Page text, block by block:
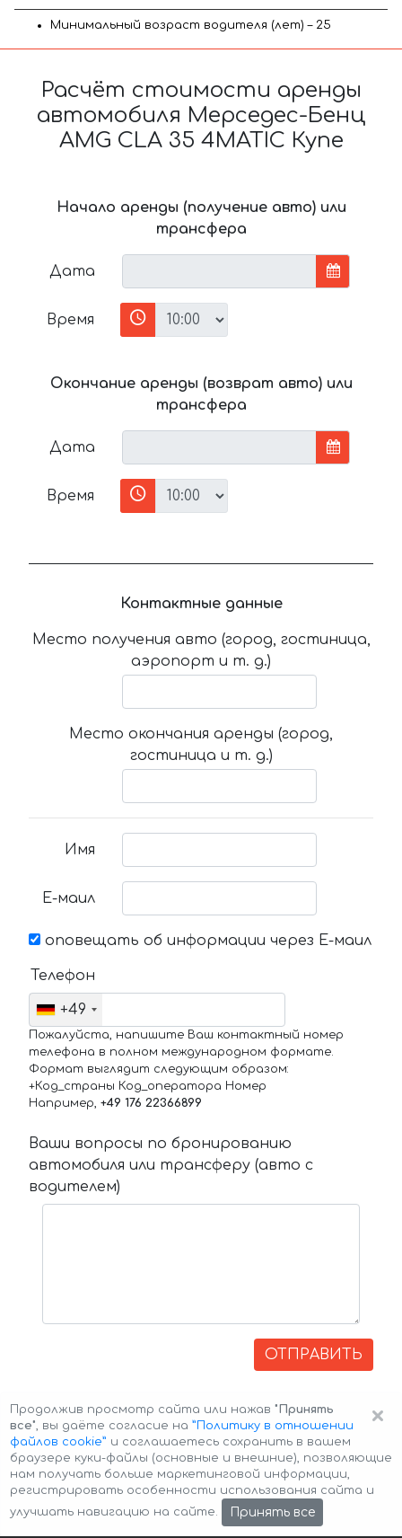
Минимальный возраст водителя (лет) – 25
Расчёт стоимости аренды
автомобиля Мерседес-Бенц
AMG CLA 35 4MATIC Купе
Начало аренды (получение авто) или
трансфера
Дата
Время
Окончание аренды (возврат авто) или
трансфера
Дата
Время
Контактные данные
Место получения авто (город, гостиница,
аэропорт и т. д.)
Место окончания аренды (город,
гостиница и т. д.)
Имя
Е-маил
оповещать об информации через Е-маил
Телефон
+49
Пожалуйста, напишите Ваш контактный номер
телефона в полном международном формате.
Формат выглядит следующим образом:
+Код_страны Код_оператора Номер
Например, +49 176 22366899
Ваши вопросы по бронированию
автомобиля или трансферу (авто с
водителем)
ОТПРАВИТЬ
Авторские права © 2026 Авто-Аренда Cookie Policy
×
Продолжив просмотр сайта или нажав "Принять
все", вы даёте согласие на ”Политику в отношении
файлов cookie” и соглашаетесь сохранить в вашем
браузере куки-файлы (основные и внешние), позволяющие
нам получать больше маркетинговой информации,
регистрировать особенности использования сайта и
улучшать навигацию на сайте.
Принять все